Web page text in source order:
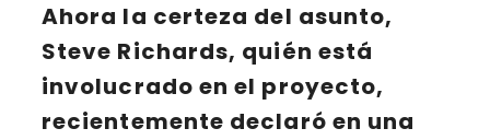
Ahora la certeza del asunto,
Steve Richards, quién está
involucrado en el proyecto,
recientemente declaró en una